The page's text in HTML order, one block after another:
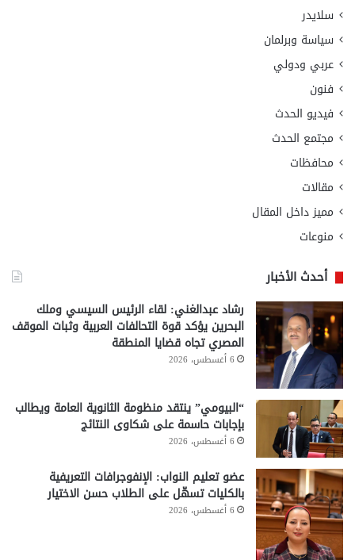
سلايدر
سياسة وبرلمان
عربي ودولي
فنون
فيديو الحدث
مجتمع الحدث
محافظات
مقالات
مميز داخل المقال
منوعات
أحدث الأخبار
رشاد عبدالغني: لقاء الرئيس السيسي وملك
البحرين يؤكد قوة التحالفات العربية وثبات الموقف
المصري تجاه قضايا المنطقة
6 أغسطس، 2026
“البيومي” ينتقد منظومة الثانوية العامة ويطالب
بإجابات حاسمة على شكاوى النتائج
6 أغسطس، 2026
عضو تعليم النواب: الإنفوجرافات التعريفية
بالكليات تسهّل على الطلاب حسن الاختيار
6 أغسطس، 2026